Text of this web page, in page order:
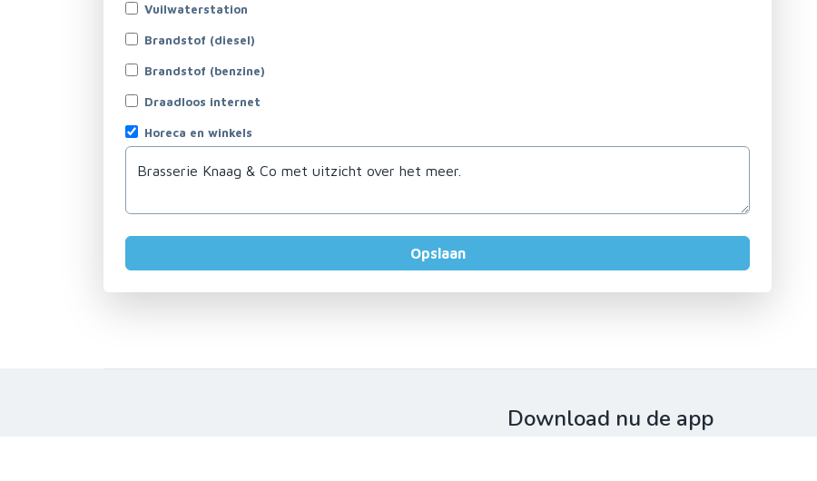
Vuilwaterstation
Brandstof (diesel)
Brandstof (benzine)
Draadloos internet
Horeca en winkels
Download nu de app